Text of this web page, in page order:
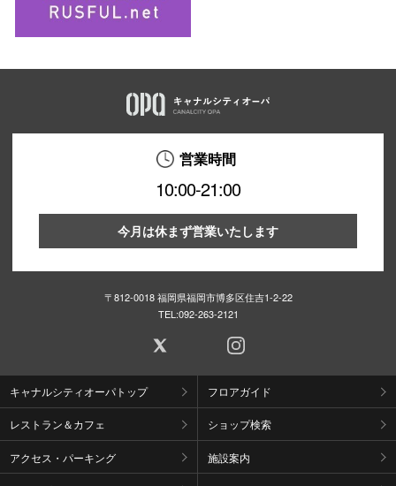
営業時間
10:00-21:00
今月は休まず営業いたします
〒812-0018 福岡県福岡市博多区住吉1-2-22
TEL:092-263-2121
キャナルシティオーパトップ フロアガイド
レストラン＆カフェ ショップ検索
アクセス・パーキング 施設案内